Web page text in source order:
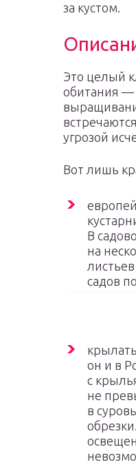
за кустом.
Это целый
обитания —
угрозой
Вот лишь
В
на
садов
он и в
с
не
в